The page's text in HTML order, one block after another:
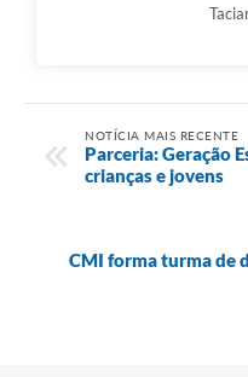
NOTÍCIA MAIS RECENTE
Parceria: Geração
crianças e jovens
CMI forma turma de